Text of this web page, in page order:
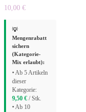
10,00 €
💡
Mengenrabatt
sichern
(Kategorie-
Mix erlaubt):
• Ab 5 Artikeln
dieser
Kategorie:
9,50 € / Stk.
• Ab 10